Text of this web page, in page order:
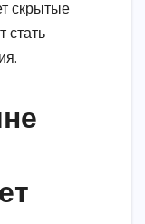
скрытые
стать